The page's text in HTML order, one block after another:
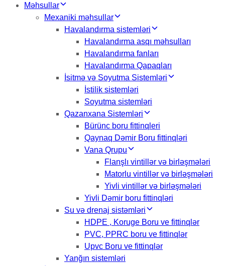
Məhsullar
Mexaniki məhsullar
Havalandırma sistemləri
Havalandırma asqı məhsulları
Havalandırma fanları
Havalandırma Qapaqları
İsitmə və Soyutma Sistemləri
İstilik sistemləri
Soyutma sistemləri
Qazanxana Sistemləri
Bürünc boru fittinqleri
Qaynaq Dəmir Boru fittinqləri
Vana Qrupu
Flanşlı vintillər və birləşmələri
Matorlu vintillər və birləşmələri
Yivli vintillər və birləşmələri
Yivli Dəmir boru fittinqləri
Su və drenaj sistəmləri
HDPE , Koruge Boru ve fittinqlər
PVC, PPRC boru ve fittinqlər
Upvc Boru ve fittinqlər
Yanğın sistemləri